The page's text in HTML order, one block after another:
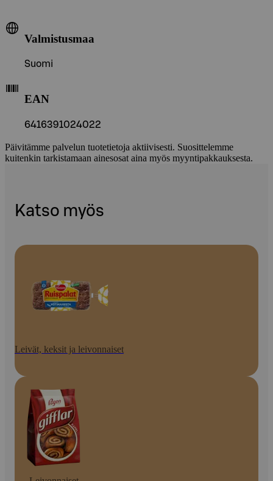
Valmistusmaa
Suomi
EAN
6416391024022
Päivitämme palvelun tuotetietoja aktiivisesti. Suosittelemme
kuitenkin tarkistamaan ainesosat aina myös myyntipakkauksesta.
Katso myös
Leivät, keksit ja leivonnaiset